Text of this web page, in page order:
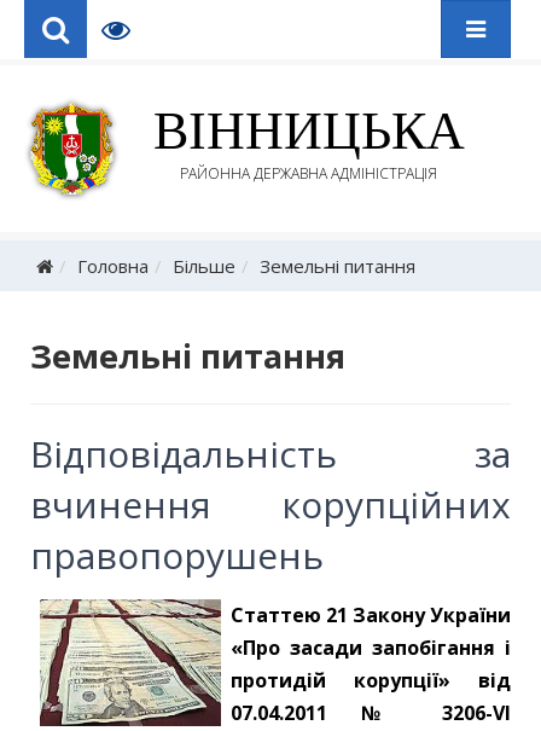
ВІННИЦЬКА
РАЙОННА ДЕРЖАВНА АДМІНІСТРАЦІЯ
Головна Більше Земельні питання
Земельні питання
Відповідальність за
вчинення корупційних
правопорушень
Статтею 21 Закону України
«Про засади запобігання і
протидій корупції» від
07.04.2011 № 3206-VI